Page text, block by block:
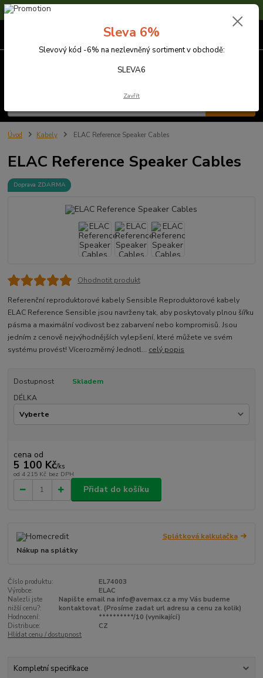
Sleva 6% na nezlevněné zboží s kódem SLEVA6
Úvod Kabely ELAC Reference Speaker Cables
ELAC Reference Speaker Cables
Doprava ZDARMA
Ohodnotit produkt
Referenční reproduktorové kabely Sensible Reproduktorové kabely
ELAC Reference Sensible jsou navrženy tak, aby poskytovaly plnou šířku
pásma a maximální vodivost bez zabarvení nebo kompromisů. Jsou
jedním z cenově nejvýhodnějších vylepšení, které můžete ve svém
systému provést! Vícerozměrný Jednotl... celý popis
Dostupnost
Skladem
DÉLKA
cena od
5 100 Kč/ks
od 4 215 Kč bez DPH
Přidat do košíku
Splátková kalkulačka
Nákup na splátky
Číslo produktu:
EL74003
Výrobce:
ELAC
Nalezli jste
nižší cenu?:
Napište email na info@avemax.cz a my Vás budeme
kontaktovat. (Prosíme zadat url adresu a cenu za kolik)
Hodnocení:
**********/10 (vynikající)
Distribuce:
CZ
Hlídat cenu / dostupnost
Kompletní specifikace
Sleva 6%
Slevový kód -6% na nezlevněný sortiment v obchodě:
SLEVA6
Zavřít